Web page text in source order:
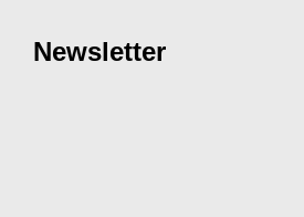
Newsletter